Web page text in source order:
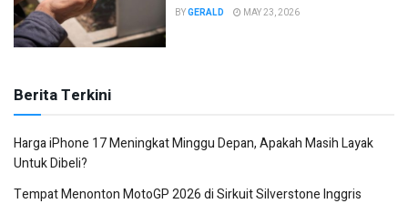
BYGERALD MAY 23, 2026
Berita Terkini
Harga iPhone 17 Meningkat Minggu Depan, Apakah Masih Layak
Untuk Dibeli?
Tempat Menonton MotoGP 2026 di Sirkuit Silverstone Inggris